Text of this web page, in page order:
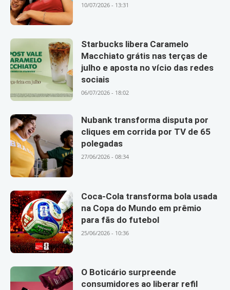
10/07/2026 - 13:31
Starbucks libera Caramelo
Macchiato grátis nas terças de
julho e aposta no vício das redes
sociais
06/07/2026 - 18:02
Nubank transforma disputa por
cliques em corrida por TV de 65
polegadas
27/06/2026 - 08:34
Coca-Cola transforma bola usada
na Copa do Mundo em prêmio
para fãs do futebol
25/06/2026 - 10:36
O Boticário surpreende
consumidores ao liberar refil